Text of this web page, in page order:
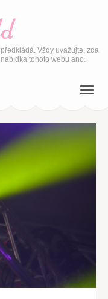
Vždy uvažujte, zda
tohoto webu ano.